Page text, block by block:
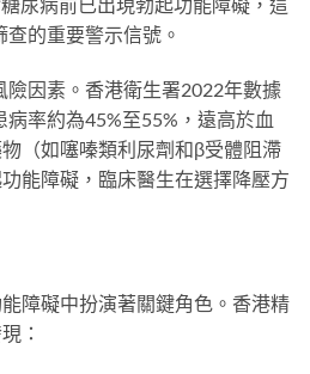
的重要警示信號。
險因素。香港衛生署2022年數據
率約為45%至55%，遠高於血
（如噻嗪類利尿劑和β受體阻滯
能障礙，臨床醫生在選擇降壓方
障礙中扮演著關鍵角色。香港精
：